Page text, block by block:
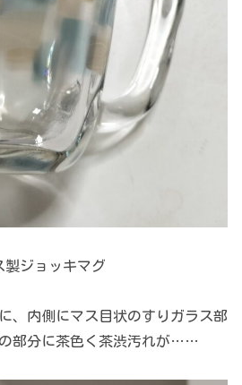
製ジョッキマグ
、内側にマス目状のすりガラス部
部分に茶色く茶渋汚れが……